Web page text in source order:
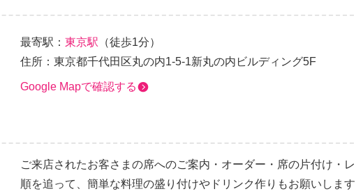
最寄駅： 東京駅 （徒歩1分）
住所：東京都千代田区丸の内1-5-1新丸の内ビルディング5F
Google Mapで確認する
ご来店されたお客さまの席へのご案内・オーダー・席の片付け・
順を追って、簡単な料理の盛り付けやドリンク作りもお願いします